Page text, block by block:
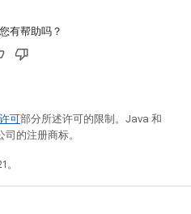
有帮助吗？
可部分所述许可的限制。Java 和
的注册商标。